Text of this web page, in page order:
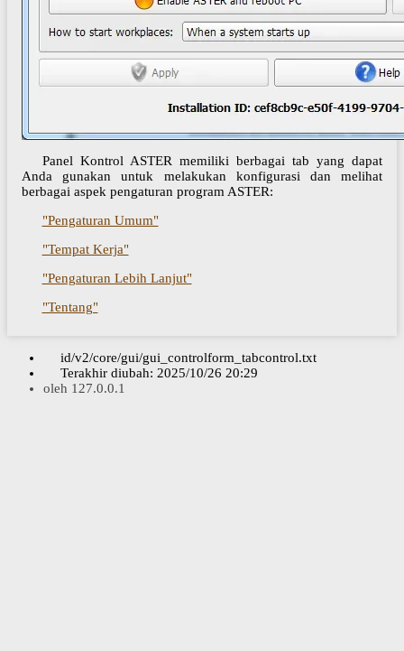
Panel Kontrol ASTER memiliki berbagai tab yang dapat
Anda gunakan untuk melakukan konfigurasi dan melihat
berbagai aspek pengaturan program ASTER:
"Pengaturan Umum"
"Tempat Kerja"
"Pengaturan Lebih Lanjut"
"Tentang"
id/v2/core/gui/gui_controlform_tabcontrol.txt
Terakhir diubah: 2025/10/26 20:29
oleh 127.0.0.1